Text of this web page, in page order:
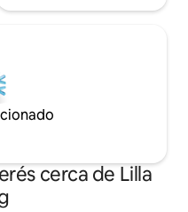
cerca de Lilla